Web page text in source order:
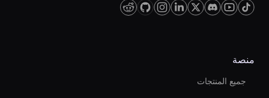
منصة
جميع المنتجات